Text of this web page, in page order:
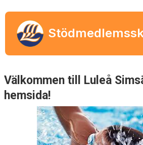
BOKNING
KALENDER
KLUBBSHOP
FUNKTIONÄRER
TRÄNARE
Välkommen till Luleå
hemsida!